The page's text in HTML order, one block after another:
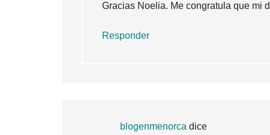
Gracias Noelia. Me congratula que mi
Responder
blogenmenorca dice